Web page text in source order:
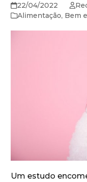
22/04/2022
Alimentação, Bem
Um estudo